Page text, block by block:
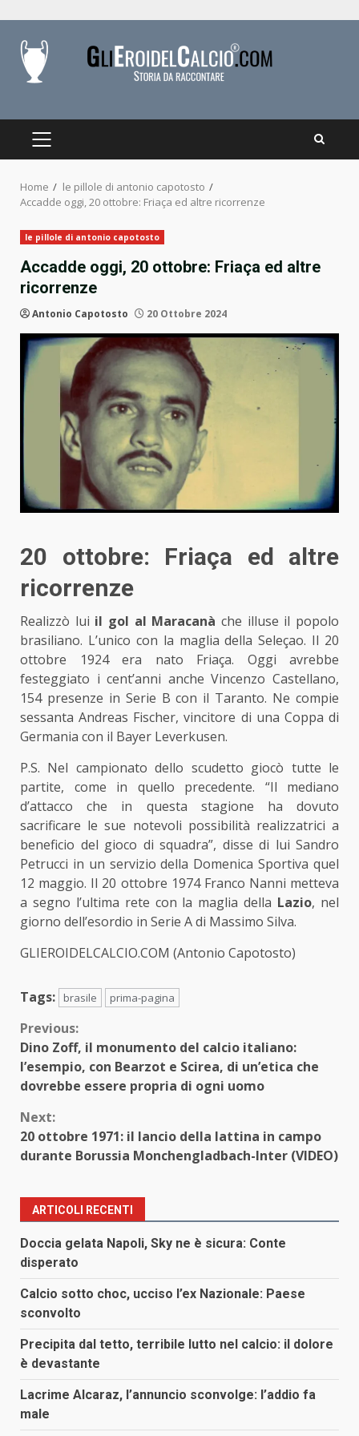
content
PRIMARY
Home
le pillole di antonio capotosto
Accadde oggi, 20 ottobre: Friaça ed altre ricorrenze
le pillole di antonio capotosto
Accadde oggi, 20 ottobre: Friaça ed altre
ricorrenze
Antonio Capotosto 20 Ottobre 2024
20 ottobre: Friaça ed altre
ricorrenze
Realizzò lui il gol al Maracanà che illuse il popolo
brasiliano. L’unico con la maglia della Seleçao. Il 20
ottobre 1924 era nato Friaça. Oggi avrebbe
festeggiato i cent’anni anche Vincenzo Castellano,
154 presenze in Serie B con il Taranto. Ne compie
sessanta Andreas Fischer, vincitore di una Coppa di
Germania con il Bayer Leverkusen.
P.S. Nel campionato dello scudetto giocò tutte le
partite, come in quello precedente. “Il mediano
d’attacco che in questa stagione ha dovuto
sacrificare le sue notevoli possibilità realizzatrici a
beneficio del gioco di squadra”, disse di lui Sandro
Petrucci in un servizio della Domenica Sportiva quel
12 maggio. Il 20 ottobre 1974 Franco Nanni metteva
a segno l’ultima rete con la maglia della Lazio, nel
giorno dell’esordio in Serie A di Massimo Silva.
GLIEROIDELCALCIO.COM (Antonio Capotosto)
Tags: brasile prima-pagina
Continue
Reading
Previous:
Dino Zoff, il monumento del calcio italiano:
l’esempio, con Bearzot e Scirea, di un’etica che
dovrebbe essere propria di ogni uomo
Next:
20 ottobre 1971: il lancio della lattina in campo
durante Borussia Monchengladbach-Inter (VIDEO)
ARTICOLI RECENTI
Doccia gelata Napoli, Sky ne è sicura: Conte
disperato
Calcio sotto choc, ucciso l’ex Nazionale: Paese
sconvolto
Precipita dal tetto, terribile lutto nel calcio: il dolore
è devastante
Lacrime Alcaraz, l’annuncio sconvolge: l’addio fa
male